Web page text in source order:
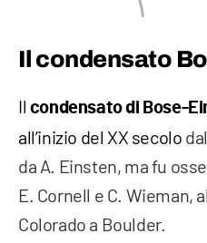
Il condensato
Il condensato di Bose-
all’inizio del XX secolo
da A. Einsten, ma fu
E. Cornell e C. Wieman,
Colorado a Boulder.